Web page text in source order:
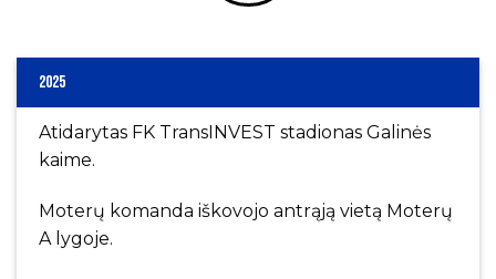
2025
Atidarytas FK TransINVEST stadionas Galinės
kaime.
Moterų komanda iškovojo antrąją vietą Moterų
A lygoje.